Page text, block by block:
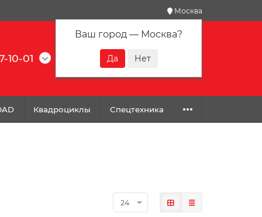
Москва
Ваш город — Москва?
10-01
Квадроциклы Спецтехника